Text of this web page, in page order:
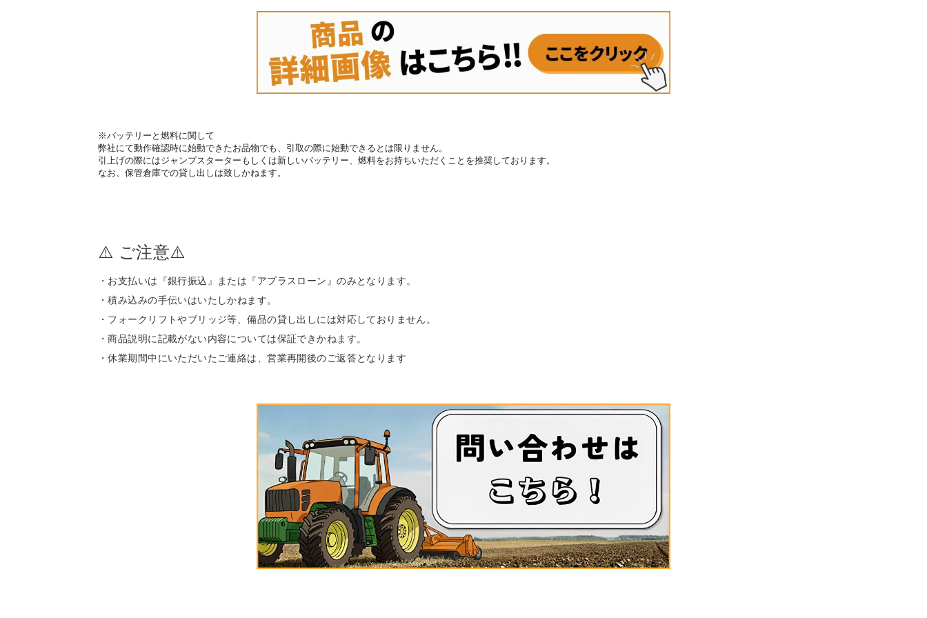
※バッテリーと燃料に関して
弊社にて動作確認時に始動できたお品物でも、引取の際に始動できるとは限りません。
引上げの際にはジャンプスターターもしくは新しいバッテリー、燃料をお持ちいただくことを推奨しております。
なお、保管倉庫での貸し出しは致しかねます。
⚠️ ご注意⚠️
・お支払いは『銀行振込』または『アプラスローン』のみとなります。
・積み込みの手伝いはいたしかねます。
・フォークリフトやブリッジ等、備品の貸し出しには対応しておりません。
・商品説明に記載がない内容については保証できかねます。
・休業期間中にいただいたご連絡は、営業再開後のご返答となります